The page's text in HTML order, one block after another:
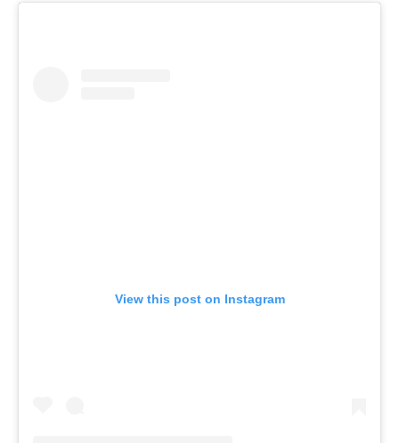
View this post on Instagram